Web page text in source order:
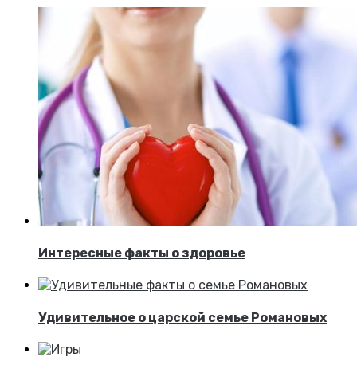
Интересные факты о здоровье
Удивительное о царской семье Романовых